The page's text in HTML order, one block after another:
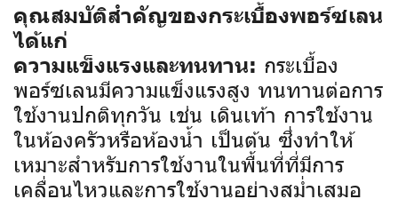
คุณสมบัติสำคัญของกระเบื้องพอร์ซเลน
ได้แก่
ความแข็งแรงและทนทาน: กระเบื้อง
พอร์ซเลนมีความแข็งแรงสูง ทนทานต่อการ
ใช้งานปกติทุกวัน เช่น เดินเท้า การใช้งาน
ในห้องครัวหรือห้องน้ำ เป็นต้น ซึ่งทำให้
เหมาะสำหรับการใช้งานในพื้นที่ที่มีการ
เคลื่อนไหวและการใช้งานอย่างสม่ำเสมอ